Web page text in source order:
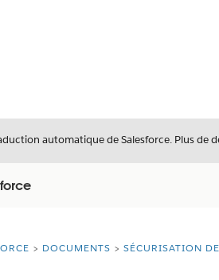
automatique de Salesforce. Plus de
DOCUMENTS SÉCURISATION